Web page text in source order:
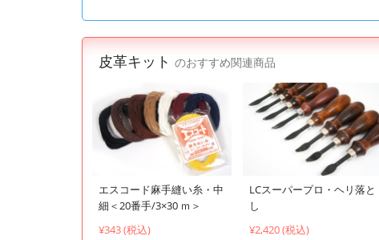
皮革キット のおすすめ関連商品
エスコード麻手縫い糸・中
細＜20番手/3×30 ｍ＞
¥343 (税込)
LCスーパープロ・ヘリ落と
し
¥2,420 (税込)